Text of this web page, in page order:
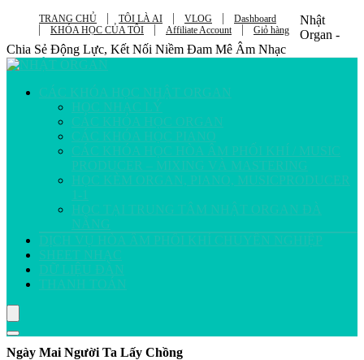
TRANG CHỦ TÔI LÀ AI VLOG
Dashboard
KHÓA HỌC CỦA TÔI
Affiliate Account Giỏ hàng
Nhật
Organ -
Chia Sẻ Động Lực, Kết Nối Niềm Đam Mê Âm Nhạc
CÁC KHÓA HỌC NHẬT ORGAN
HỌC NHẠC LÝ
CÁC KHÓA HỌC ORGAN
CÁC KHÓA HỌC PIANO
CÁC KHÓA HỌC HÒA ÂM PHỐI KHÍ / MUSIC
PRODUCER – MIXING VÀ MASTERING
HỌC KÈM ORGAN, PIANO, MUSICPRODUCER
1-1
HỌC TẠI TRUNG TÂM NHẬT ORGAN ĐÀ
NẴNG
DỊCH VỤ HÒA ÂM PHỐI KHÍ CHUYÊN NGHIỆP
SHEET NHẠC
DỮ LIỆU ĐÀN
THANH TOÁN
Ngày Mai Người Ta Lấy Chồng